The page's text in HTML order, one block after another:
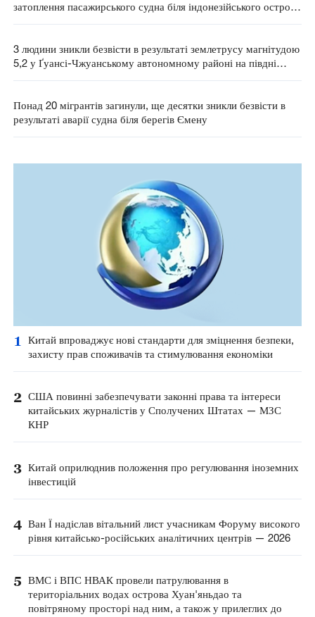
затоплення пасажирського судна біля індонезійського острова
3 людини зникли безвісти в результаті землетрусу магнітудою
5,2 у Ґуансі-Чжуанському автономному районі на півдні
Понад 20 мігрантів загинули, ще десятки зникли безвісти в
результаті аварії судна біля берегів Ємену
1
Китай впроваджує нові стандарти для зміцнення безпеки,
захисту прав споживачів та стимулювання економіки
2 США повинні забезпечувати законні права та інтереси
китайських журналістів у Сполучених Штатах — МЗС
КНР
3 Китай оприлюднив положення про регулювання іноземних
інвестицій
4 Ван Ї надіслав вітальний лист учасникам Форуму високого
рівня китайсько-російських аналітичних центрів — 2026
5 ВМС і ВПС НВАК провели патрулювання в
територіальних водах острова Хуан'яньдао та
повітряному просторі над ним, а також у прилеглих до